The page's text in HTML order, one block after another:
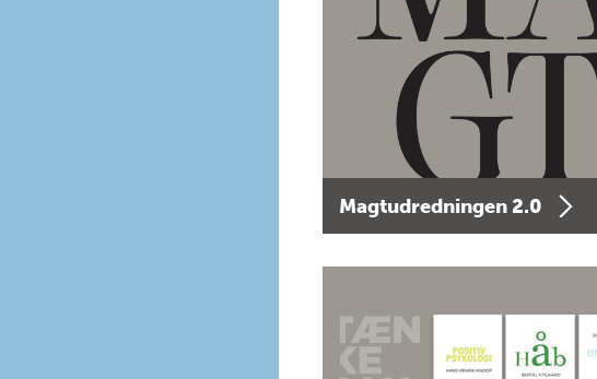
Magtudredningen 2.0